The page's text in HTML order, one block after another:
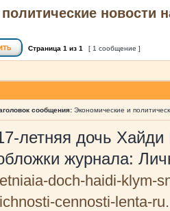
новости
Страница 1 из 1 [ 1 сообщение ]
сообщения: Экономические и
летняя дочь
журнала:
doch-haidi-klym-
cennosti-lenta-